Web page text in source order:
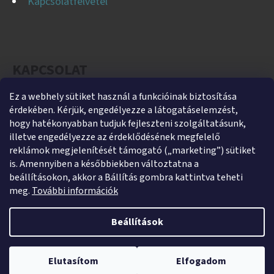
Ez a webhely sütiket használ a funkcióinak biztosítása
érdekében. Kérjük, engedélyezze a látogatáselemzést,
hogy hatékonyabban tudjuk fejleszteni szolgáltatásunk,
illetve engedélyezze az érdeklődésének megfelelő
reklámok megjelenítését támogató („marketing”) sütiket
is. Amennyiben a későbbiekben változtatna a
beállításokon, akkor a Bállítás gombra kattintva teheti
meg. További információk
Beállítások
Elutasítom Elfogadom
Webshopunk jelenleg zárva tart. Rendelés leadása lehetséges,
kizárólag utánvétes fizetéssel. A megrendeléseket 2026. január 5–9.
helti@helti.hu
+3679450894
+36305454854
https://www.facebook.com/heltikft
helti_kft
Shoptet készítette
Copyright 2026HeltiShop. Minden jog fenntartva.Süti